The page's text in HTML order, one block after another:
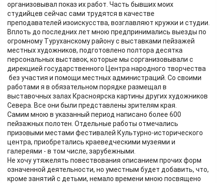
организовывал показ их работ. Часть бывших моих
студийцев сейчас сами трудятся в качестве
преподавателей изоискусства, возглавляют кружки и студии.
Вплоть до последних лет мною предпринимались выезды по
огромному Туруханскому району с выставками пейзажей
местных художников, подготовлено полтора десятка
персональных выставок, которые мы сорганизовывали с
дирекцией государственного Центра народного творчества
без участия и помощи местных администраций. Со своими
работами я в обязательном порядке размещал в
выставочных залах Красноярска картины других художников
Севера. Все они были представлены зрителям края.
Самим мною в указанный период написано более 600
пейзажных полотен. Отдельные работы отмечались
призовыми местами фестивалей Культурно-исторического
центра, приобретались краеведческими музеями и
галереями - в том числе, зарубежными.
Не хочу утяжелять повествования описанием прочих форм
означенной деятельности, но уместным будет добавить, что,
кроме занятий с детьми, немало времени мною посвящено